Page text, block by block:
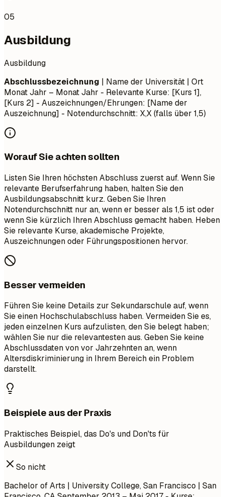
05
Ausbildung
Ausbildung
Abschlussbezeichnung | Name der Universität | Ort
Monat Jahr – Monat Jahr - Relevante Kurse: [Kurs 1],
[Kurs 2] - Auszeichnungen/Ehrungen: [Name der
Auszeichnung] - Notendurchschnitt: X,X (falls über 1,5)
Worauf Sie achten sollten
Listen Sie Ihren höchsten Abschluss zuerst auf. Wenn Sie
relevante Berufserfahrung haben, halten Sie den
Ausbildungsabschnitt kurz. Geben Sie Ihren
Notendurchschnitt nur an, wenn er besser als 1,5 ist oder
wenn Sie kürzlich Ihren Abschluss gemacht haben. Heben
Sie relevante Kurse, akademische Projekte,
Auszeichnungen oder Führungspositionen hervor.
Besser vermeiden
Führen Sie keine Details zur Sekundarschule auf, wenn
Sie einen Hochschulabschluss haben. Vermeiden Sie es,
jeden einzelnen Kurs aufzulisten, den Sie belegt haben;
wählen Sie nur die relevantesten aus. Geben Sie keine
Abschlussdaten von vor Jahrzehnten an, wenn
Altersdiskriminierung in Ihrem Bereich ein Problem
darstellt.
Beispiele aus der Praxis
Praktisches Beispiel, das Do's und Don'ts für
Ausbildungen zeigt
So nicht
Bachelor of Arts | University College, San Francisco | San